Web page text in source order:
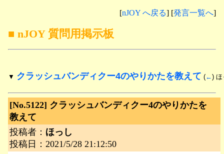
[nJOY へ戻る] [発言一覧へ]
■ nJOY 質問用掲示板
▼ クラッシュバンディクー4のやりかたを教えて (←)
[No.5122] クラッシュバンディクー4のやりかたを
教えて
投稿者： ほっし
投稿日：2021/5/28 21:12:50